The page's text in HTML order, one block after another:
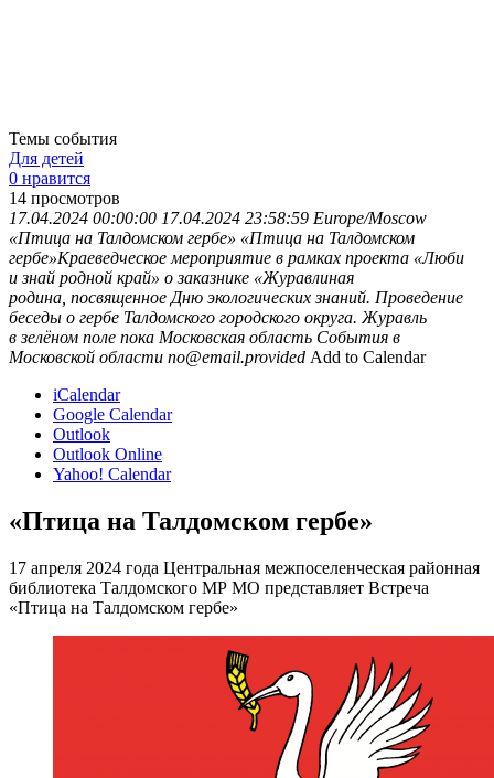
Темы события
Для детей
0 нравится
14 просмотров
17.04.2024 00:00:00 17.04.2024 23:58:59 Europe/Moscow
«Птица на Талдомском гербе» «Птица на Талдомском
гербе»Краеведческое мероприятие в рамках проекта «Люби
и знай родной край» о заказнике «Журавлиная
родина, посвященное Дню экологических знаний. Проведение
беседы о гербе Талдомского городского округа. Журавль
в зелёном поле пока Московская область События в
Московской области no@email.provided Add to Calendar
iCalendar
Google Calendar
Outlook
Outlook Online
Yahoo! Calendar
«Птица на Талдомском гербе»
17 апреля 2024 года Центральная межпоселенческая районная
библиотека Талдомского МР МО представляет Встреча
«Птица на Талдомском гербе»